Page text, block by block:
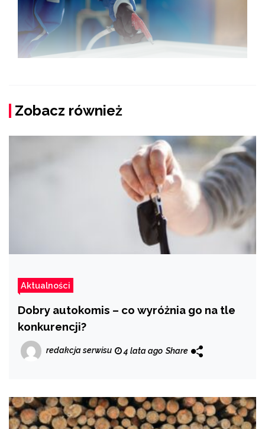
Zobacz również
Aktualności
Dobry autokomis – co wyróżnia go na tle
konkurencji?
redakcja serwisu 4 lata ago Share